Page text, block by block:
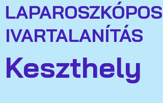
LAPAROSZKÓPOS
IVARTALANÍTÁS
Keszthely